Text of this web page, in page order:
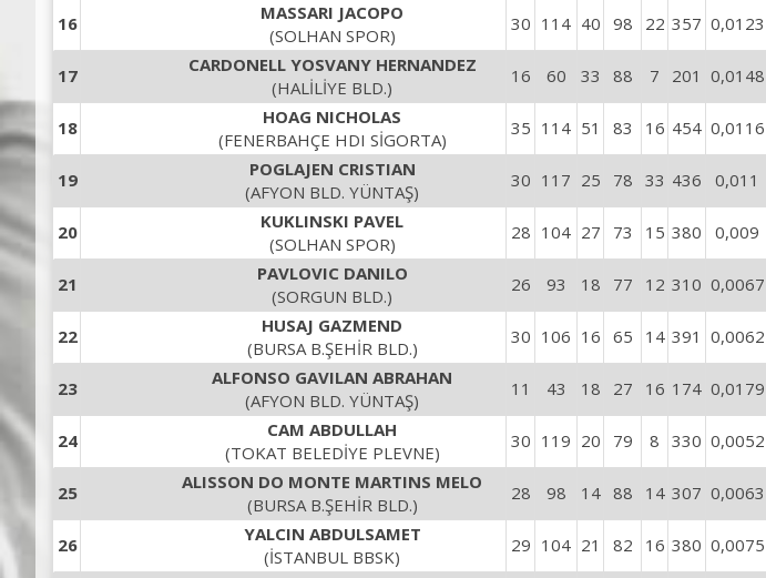
16
MASSARI JACOPO
(SOLHAN SPOR)
30 114 40 98 22 357 0,0123
17
CARDONELL YOSVANY HERNANDEZ
(HALİLİYE BLD.)
16 60 33 88 7 201 0,0148
18
HOAG NICHOLAS
(FENERBAHÇE HDI SİGORTA)
35 114 51 83 16 454 0,0116
19
POGLAJEN CRISTIAN
(AFYON BLD. YÜNTAŞ)
30 117 25 78 33 436 0,011
20
KUKLINSKI PAVEL
(SOLHAN SPOR)
28 104 27 73 15 380 0,009
21
PAVLOVIC DANILO
(SORGUN BLD.)
26 93 18 77 12 310 0,0067
22
HUSAJ GAZMEND
(BURSA B.ŞEHİR BLD.)
30 106 16 65 14 391 0,0062
23
ALFONSO GAVILAN ABRAHAN
(AFYON BLD. YÜNTAŞ)
11 43 18 27 16 174 0,0179
24
CAM ABDULLAH
(TOKAT BELEDİYE PLEVNE)
30 119 20 79 8 330 0,0052
25
ALISSON DO MONTE MARTINS MELO
(BURSA B.ŞEHİR BLD.)
28 98 14 88 14 307 0,0063
26
YALCIN ABDULSAMET
(İSTANBUL BBSK)
29 104 21 82 16 380 0,0075